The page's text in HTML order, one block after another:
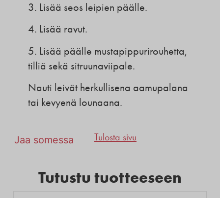
3. Lisää seos leipien päälle.
4. Lisää ravut.
5. Lisää päälle mustapippurirouhetta,
tilliä sekä sitruunaviipale.
Nauti leivät herkullisena aamupalana
tai kevyenä lounaana.
Jaa somessa Tulosta sivu
Tutustu tuotteeseen